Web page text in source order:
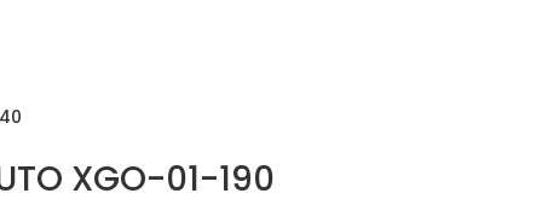
XGO-01-190